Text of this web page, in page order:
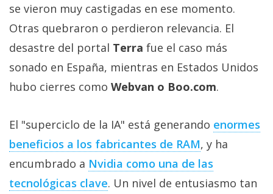
se vieron muy castigadas en ese momento.
Otras quebraron o perdieron relevancia. El
desastre del portal Terra fue el caso más
sonado en España, mientras en Estados Unidos
hubo cierres como Webvan o Boo.com.
El "superciclo de la IA" está generando enormes
beneficios a los fabricantes de RAM‎, y ha
encumbrado a Nvidia como una de las
tecnológicas clave‎. Un nivel de entusiasmo tan